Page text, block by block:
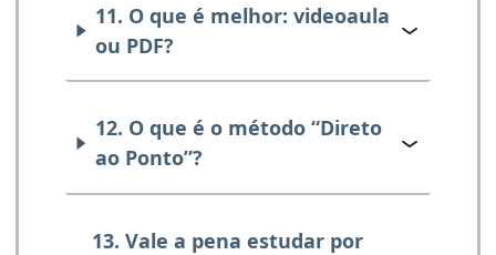
11. O que é melhor: videoaula
ou PDF?
12. O que é o método “Direto
ao Ponto”?
13. Vale a pena estudar por